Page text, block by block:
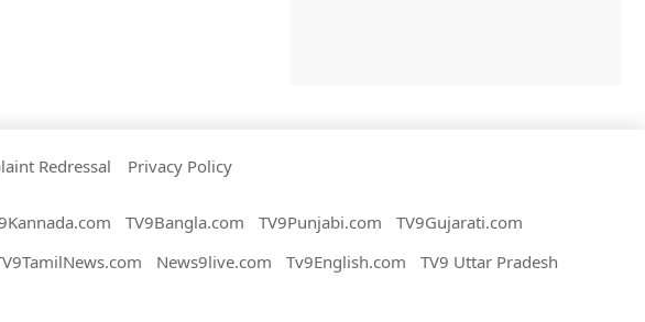
Redressal Privacy Policy
TV9Bangla.com TV9Punjabi.com
TV9Gujarati.com
News9live.com Tv9English.com
TV9 Uttar Pradesh